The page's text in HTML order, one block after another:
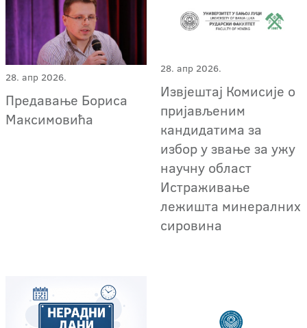
28. апр 2026.
Предавање Бориса
Максимовића
28. апр 2026.
Извјештај Комисије о
пријављеним
кандидатима за
избор у звање за ужу
научну област
Истраживање
лежишта минералних
сировина